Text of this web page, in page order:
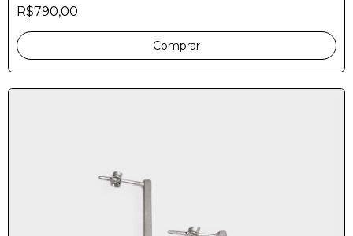
R$790,00
Comprar